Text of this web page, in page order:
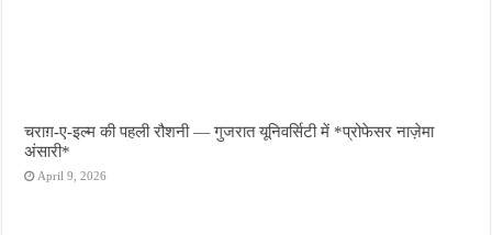
चराग़-ए-इल्म की पहली रौशनी — गुजरात यूनिवर्सिटी में *प्रोफेसर नाज़ेमा
अंसारी*
April 9, 2026